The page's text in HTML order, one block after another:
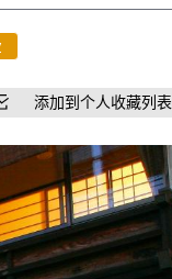
添加到个人收藏列表